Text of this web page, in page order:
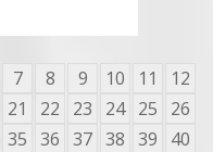
7 8 9 10 11
12
21 22 23 24 25
26
35 36 37 38 39
40